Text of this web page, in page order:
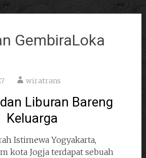
GembiraLoka
wiratrans
Liburan Bareng
Keluarga
Istimewa Yogyakarta,
kota Jogja terdapat sebuah